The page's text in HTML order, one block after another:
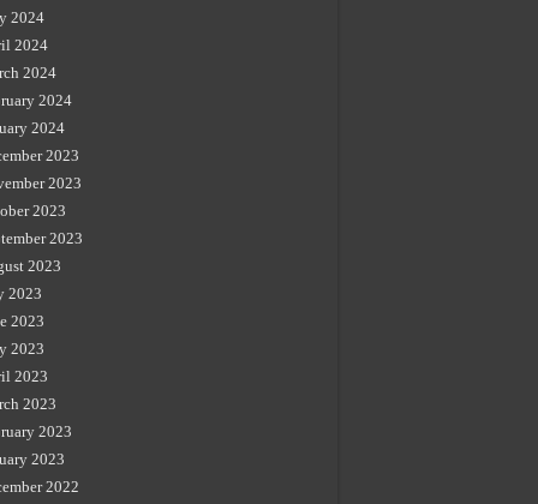
2024
2024
2024
2024
2024
2023
2023
2023
2023
2023
2023
2023
2023
2023
2023
2023
2023
2022